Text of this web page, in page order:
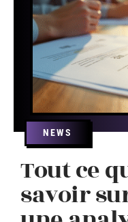
NEWS
Tout ce
savoir